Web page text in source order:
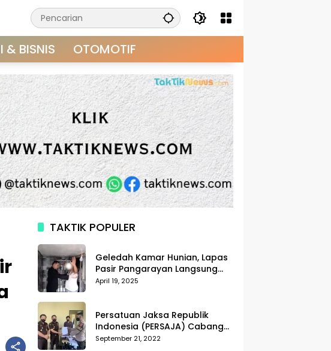
& BISNIS OTOMOTIF
TAKTIK POPULER
Geledah Kamar Hunian, Lapas
Pasir Pangarayan Langsung
Musnahkan Hasil Temuan
April 19, 2025
Persatuan Jaksa Republik
Indonesia (PERSAJA) Cabang
Kejaksaan Negeri Tanggamus
September 21, 2022